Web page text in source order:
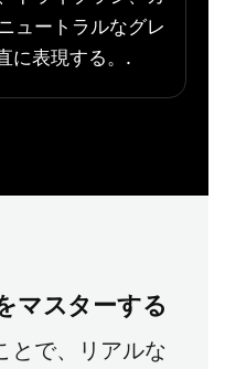
ュートラルなグレ
に表現する。.
マスターする
とで、リアルな